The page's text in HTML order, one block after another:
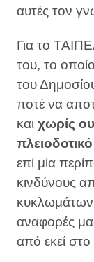
αυτές τον
Για το
του, το
του
ποτέ να
και χωρίς
επί μία
κινδύνους
κυκλωμάτων,
αναφορές
από εκεί στο